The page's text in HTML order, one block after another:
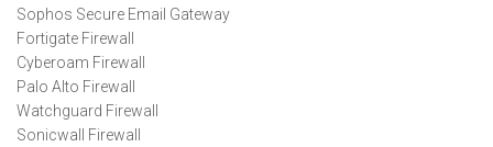
Sophos Secure Email Gateway
Fortigate Firewall
Cyberoam Firewall
Palo Alto Firewall
Watchguard Firewall
Sonicwall Firewall